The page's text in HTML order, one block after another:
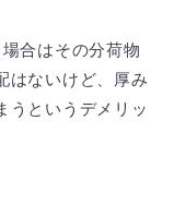
合はその分荷物
はないけど、厚み
うというデメリッ